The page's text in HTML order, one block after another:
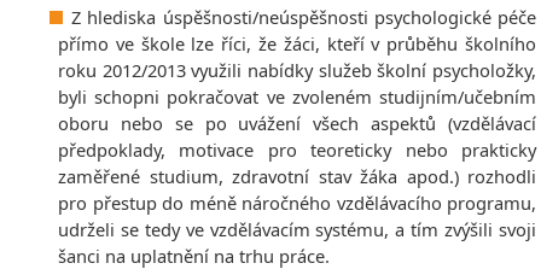
Z hlediska úspěšnosti/neúspěšnosti psychologické péče
přímo ve škole lze říci, že žáci, kteří v průběhu školního
roku 2012/2013 využili nabídky služeb školní psycholožky,
byli schopni pokračovat ve zvoleném studijním/učebním
oboru nebo se po uvážení všech aspektů (vzdělávací
předpoklady, motivace pro teoreticky nebo prakticky
zaměřené studium, zdravotní stav žáka apod.) rozhodli
pro přestup do méně náročného vzdělávacího programu,
udrželi se tedy ve vzdělávacím systému, a tím zvýšili svoji
šanci na uplatnění na trhu práce.